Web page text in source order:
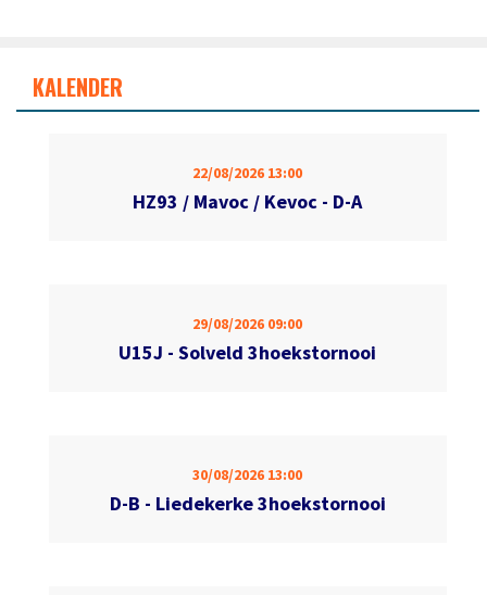
KALENDER
22/08/2026 13:00
HZ93 / Mavoc / Kevoc - D-A
29/08/2026 09:00
U15J - Solveld 3hoekstornooi
30/08/2026 13:00
D-B - Liedekerke 3hoekstornooi